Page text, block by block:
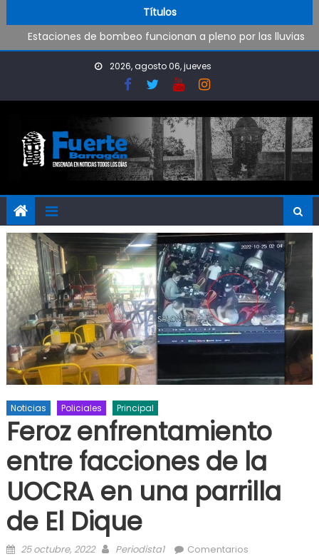
Títulos
Operativo de limpieza de desagües en Punta Lara
Estaciones de bombeo funcionan a pleno por las lluvias
Visita al Destacamento de Bomberos de Punta Lara
2026, agosto 06, jueves
Noticias Policiales Principal
Feroz enfrentamiento
entre facciones de la
UOCRA en una parrilla
de El Dique
Posted on
25 octubre, 2022 Author
Periodista1
Comentarios